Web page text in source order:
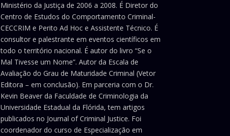
Ministério da Justiça de 2006 a 2008. É Diretor do
Centro de Estudos do Comportamento Criminal-
CECCRIM e Perito Ad Hoc e Assistente Técnico. É
consultor e palestrante em eventos científicos em
todo o território nacional. É autor do livro “Se o
Mal Tivesse um Nome”. Autor da Escala de
Avaliação do Grau de Maturidade Criminal (Vetor
Editora – em conclusão). Em parceria com o Dr.
Kevin Beaver da Faculdade de Criminologia da
Universidade Estadual da Flórida, tem artigos
publicados no Journal of Criminal Justice. Foi
coordenador do curso de Especialização em